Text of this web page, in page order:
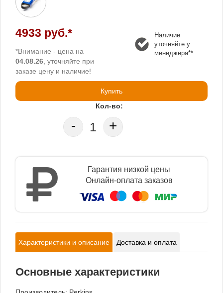
4933 руб.*
*Внимание - цена на
04.08.26 , уточняйте при
заказе цену и наличие!
Наличие
уточняйте у
менеджера**
Купить
Кол-во:
- +
Гарантия низкой цены
Онлайн-оплата заказов
Характеристики и описание Доставка и оплата
Основные характеристики